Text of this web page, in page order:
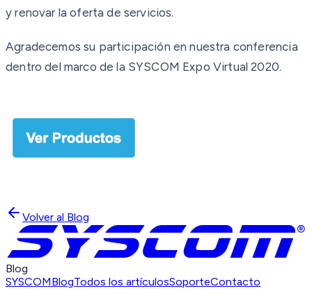
y renovar la oferta de servicios.
Agradecemos su participación en nuestra conferencia
dentro del marco de la SYSCOM Expo Virtual 2020.
Volver al Blog
Blog
SYSCOMBlogTodos los artículosSoporteContacto